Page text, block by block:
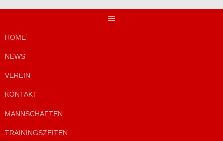
HOME
NEWS
VEREIN
KONTAKT
MANNSCHAFTEN
TRAININGSZEITEN